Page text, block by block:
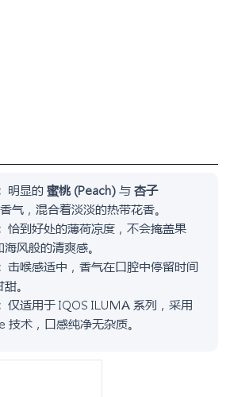
明显的 蜜桃 (Peach)与 杏子
气，混合着淡淡的热带花香。
恰到好处的薄荷凉度，不会掩盖果
风般的清爽感。
击喉感适中，香气在口腔中停留时间
。
仅适用于 IQOS ILUMA 系列，采用
术，口感纯净无杂质。